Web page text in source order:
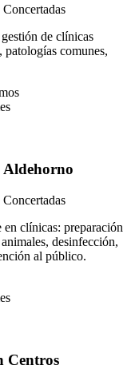
de clínicas
patologías comunes,
Aldehorno
en clínicas: preparación
desinfección,
al público.
Centros